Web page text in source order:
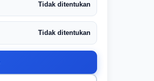
Tidak ditentukan
Tidak ditentukan